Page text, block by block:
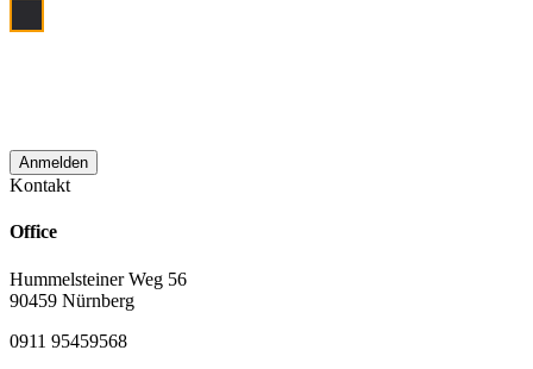
Kontakt
Office
Hummelsteiner Weg 56
90459 Nürnberg
0911 95459568